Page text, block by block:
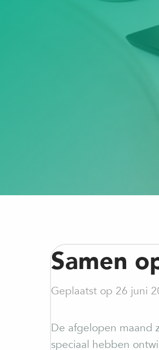
Samen
Geplaatst op 26 juni
De afgelopen maand
speciaal hebben